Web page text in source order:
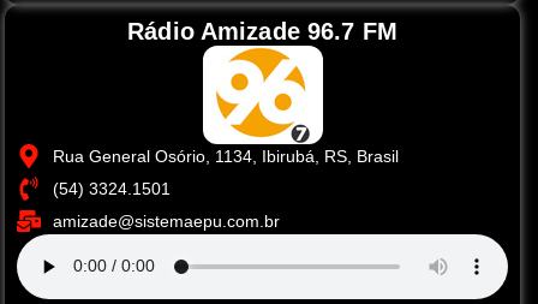
Rádio Amizade 96.7 FM
Rua General Osório, 1134, Ibirubá, RS, Brasil
(54) 3324.1501
amizade@sistemaepu.com.br